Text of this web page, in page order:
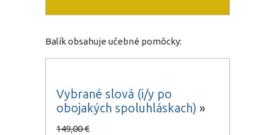
Balík obsahuje učebné pomôcky:
Vybrané slová (i/y po
obojakých spoluhláskach) »
149,00 €